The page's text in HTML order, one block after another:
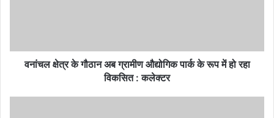
के
वनांचल क्षेत्र के गौठान अब ग्रामीण औद्योगिक पार्क के रूप में हो रहा
विकसित : कलेक्टर